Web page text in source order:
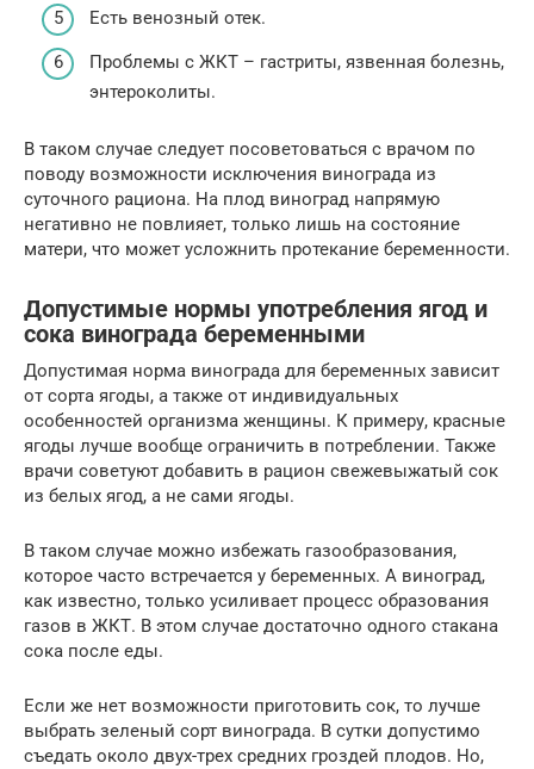
Есть венозный отек.
Проблемы с ЖКТ – гастриты, язвенная болезнь,
энтероколиты.
В таком случае следует посоветоваться с врачом по
поводу возможности исключения винограда из
суточного рациона. На плод виноград напрямую
негативно не повлияет, только лишь на состояние
матери, что может усложнить протекание беременности.
Допустимые нормы употребления ягод и
сока винограда беременными
Допустимая норма винограда для беременных зависит
от сорта ягоды, а также от индивидуальных
особенностей организма женщины. К примеру, красные
ягоды лучше вообще ограничить в потреблении. Также
врачи советуют добавить в рацион свежевыжатый сок
из белых ягод, а не сами ягоды.
В таком случае можно избежать газообразования,
которое часто встречается у беременных. А виноград,
как известно, только усиливает процесс образования
газов в ЖКТ. В этом случае достаточно одного стакана
сока после еды.
Если же нет возможности приготовить сок, то лучше
выбрать зеленый сорт винограда. В сутки допустимо
съедать около двух-трех средних гроздей плодов. Но,